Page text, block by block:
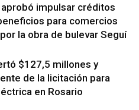
aprobó impulsar créditos
para comercios
la obra de bulevar Seguí
$127,5 millones y
de la licitación para
en Rosario